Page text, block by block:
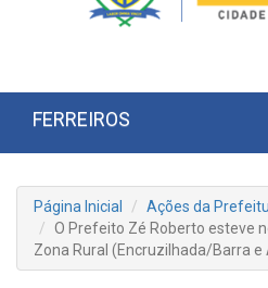
FERREIROS
Página Inicial
Ações da
O Prefeito Zé Roberto esteve
Zona Rural (Encruzilhada/Barra e